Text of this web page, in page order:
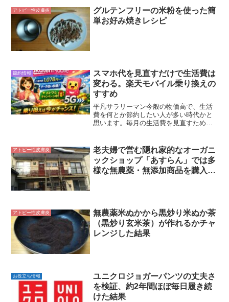
アトピー性皮膚炎
グルテンフリーの米粉を使った簡
単お好み焼きレシピ
節約情報
スマホ代を見直すだけで生活費は
変わる。楽天モバイル乗り換えの
すすめ
平凡サラリーマン今般の物価高で、生活
費を何とか節約したい人が多い時代かと
思います。毎月の生活費を見直すために
定費を一度見直したほうがラクですし、
節約効果も積み上がりやす...
アトピー性皮膚炎
老夫婦で営む隠れ家的なオーガニ
ックショップ「あすらん」では多
様な無農薬・無添加商品を購入す
アトピー性皮膚炎
無農薬米ぬかから黒炒り米ぬか茶
（黒炒り玄米茶）が作れるかチャ
レンジした結果
お役立ち情報
ユニクロジョガーパンツの丈夫さ
を検証、約2年間ほぼ毎日履き続
けた結果